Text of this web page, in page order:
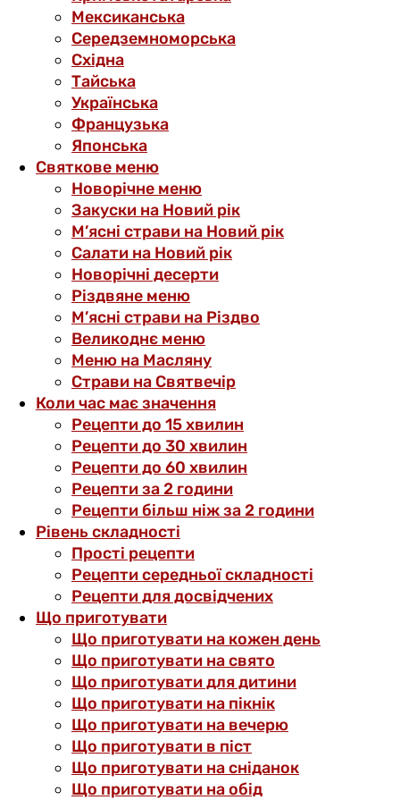
Мексиканська
Середземноморська
Східна
Тайська
Українська
Французька
Японська
Святкове меню
Новорічне меню
Закуски на Новий рік
М’ясні страви на Новий рік
Салати на Новий рік
Новорічні десерти
Різдвяне меню
М’ясні страви на Різдво
Великоднє меню
Меню на Масляну
Страви на Святвечір
Коли час має значення
Рецепти до 15 хвилин
Рецепти до 30 хвилин
Рецепти до 60 хвилин
Рецепти за 2 години
Рецепти більш ніж за 2 години
Рівень складності
Прості рецепти
Рецепти середньої складності
Рецепти для досвідчених
Що приготувати
Що приготувати на кожен день
Що приготувати на свято
Що приготувати для дитини
Що приготувати на пікнік
Що приготувати на вечерю
Що приготувати в піст
Що приготувати на сніданок
Що приготувати на обід